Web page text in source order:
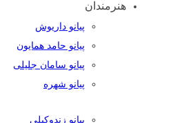
هنرمندان
پیانو داریوش
پیانو حامد همایون
پیانو سامان جلیلی
پیانو شهره
پیانو زندوکیلی